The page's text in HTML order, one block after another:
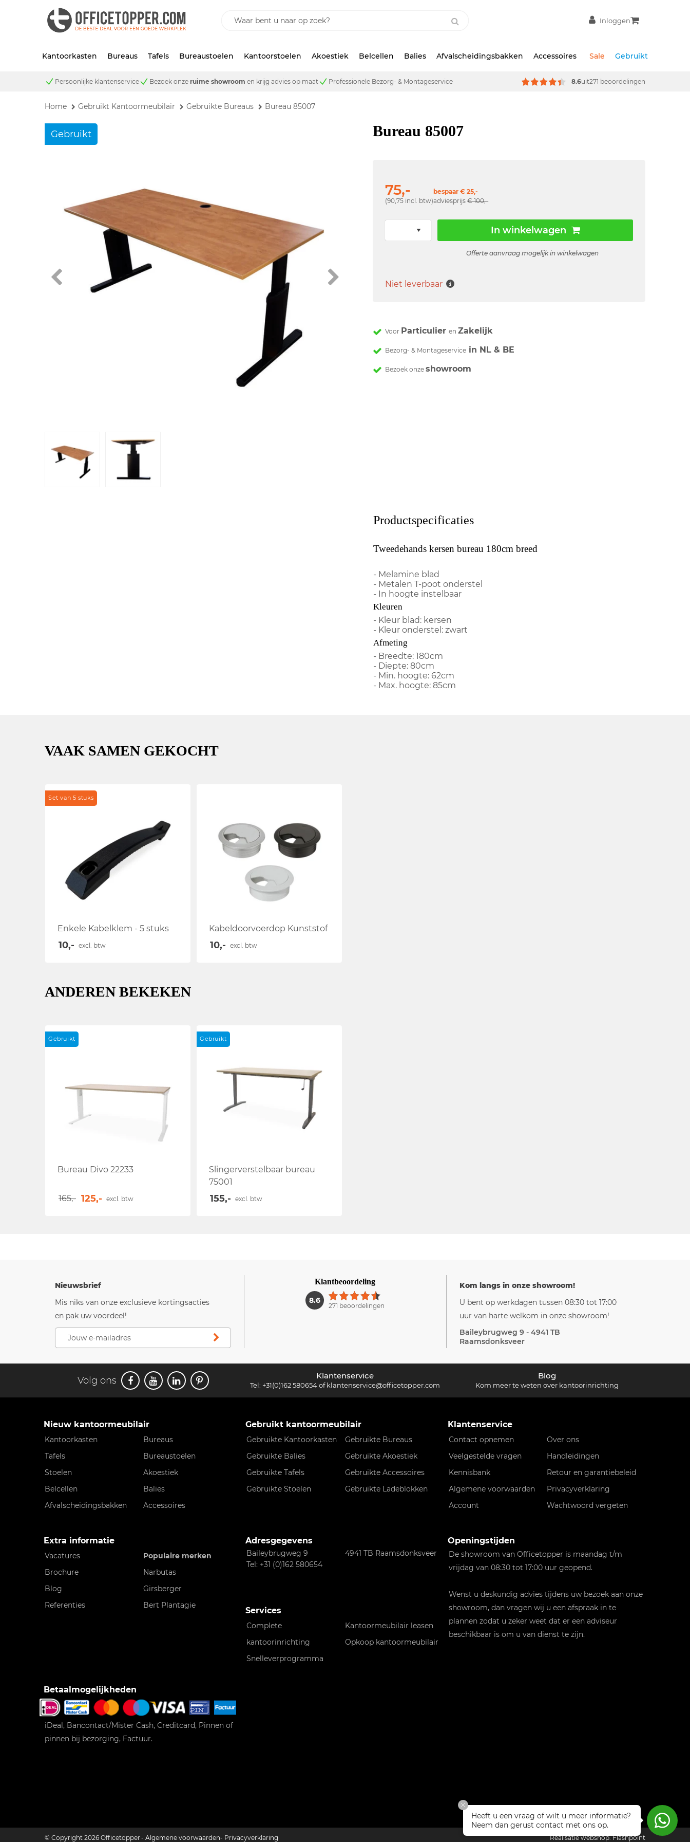
Inloggen
Kantoorkasten Bureaus Tafels Bureaustoelen Kantoorstoelen Akoestiek Belcellen Balies Afvalscheidingsbakken Accessoires Sale Gebruikt
Persoonlijke klantenservice Bezoek onze ruime showroom en krijg advies op maat Professionele Bezorg- & Montageservice 8.6uit271 beoordelingen
Home Gebruikt Kantoormeubilair Gebruikte Bureaus Bureau 85007
Gebruikt Bureau 85007
75,-
(90,75 incl. btw)
bespaar € 25,-
adviesprijs€ 100,-
In winkelwagen
Offerte aanvraag mogelijk in winkelwagen
Niet leverbaar
Voor ParticulierenZakelijk
Bezorg- & Montageservice in NL & BE
Bezoek onzeshowroom
Productspecificaties
Tweedehands kersen bureau 180cm breed
- Melamine blad
- Metalen T-poot onderstel
- In hoogte instelbaar
Kleuren
- Kleur blad: kersen
- Kleur onderstel: zwart
Afmeting
- Breedte: 180cm
- Diepte: 80cm
- Min. hoogte: 62cm
- Max. hoogte: 85cm
VAAK SAMEN GEKOCHT
Set van 5 stuks
Enkele Kabelklem - 5 stuks
10,- excl. btw
Kabeldoorvoerdop Kunststof
10,- excl. btw
ANDEREN BEKEKEN
Gebruikt
Bureau Divo 22233
165,- 125,- excl. btw
Gebruikt
Slingerverstelbaar bureau
75001
155,- excl. btw
Nieuwsbrief
Mis niks van onze exclusieve kortingsacties
en pak uw voordeel!
Klantbeoordeling
8.6 1
271 beoordelingen
Kom langs in onze showroom!
U bent op werkdagen tussen 08:30 tot 17:00
uur van harte welkom in onze showroom!
Baileybrugweg 9 - 4941 TB
Raamsdonksveer
Volg ons Klantenservice
Tel: +31(0)162 580654ofklantenservice@officetopper.com
Blog
Kom meer te weten over kantoorinrichting
Nieuw kantoormeubilair
Kantoorkasten
Bureaus
Tafels
Bureaustoelen
Stoelen
Akoestiek
Belcellen
Balies
Afvalscheidingsbakken
Accessoires
Extra informatie
Vacatures
Populaire merken
Brochure
Narbutas
Blog
Girsberger
Referenties
Bert Plantagie
Betaalmogelijkheden
iDeal, Bancontact/Mister Cash, Creditcard, Pinnen of
pinnen bij bezorging, Factuur.
Gebruikt kantoormeubilair
Gebruikte Kantoorkasten
Gebruikte Bureaus
Gebruikte Balies
Gebruikte Akoestiek
Gebruikte Tafels
Gebruikte Accessoires
Gebruikte Stoelen
Gebruikte Ladeblokken
Adresgegevens
Baileybrugweg 9
4941 TB Raamsdonksveer
Tel: +31 (0)162 580654
Services
Complete
kantoorinrichting
Kantoormeubilair leasen
Opkoop kantoormeubilair
Snelleverprogramma
Klantenservice
Contact opnemen
Over ons
Veelgestelde vragen
Handleidingen
Kennisbank
Retour en garantiebeleid
Algemene voorwaarden
Privacyverklaring
Account
Wachtwoord vergeten
Openingstijden
De showroom van Officetopper is maandag t/m
vrijdag van 08:30 tot 17:00 uur geopend.
Wenst u deskundig advies tijdens uw bezoek aan onze
showroom, dan vragen wij u een afspraak in te
plannen zodat u zeker weet dat er een adviseur
beschikbaar is om u van dienst te zijn.
© Copyright 2026 Officetopper Algemene voorwaarden Privacyverklaring Realisatie webshop:Flashpoint
Heeft u een vraag of wilt u meer informatie?
Neem dan gerust contact met ons op.